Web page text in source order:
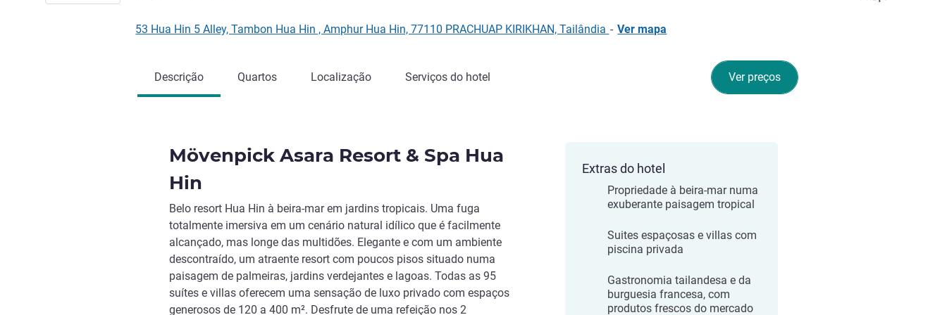
53 Hua Hin 5 Alley, Tambon Hua Hin , Amphur Hua Hin, 77110 PRACHUAP KIRIKHAN, Tailândia - Ver mapa
Ver preços
Descrição Quartos Localização Serviços do hotel
Mövenpick Asara Resort & Spa Hua
Hin
Belo resort Hua Hin à beira-mar em jardins tropicais. Uma fuga
totalmente imersiva em um cenário natural idílico que é facilmente
alcançado, mas longe das multidões. Elegante e com um ambiente
descontraído, um atraente resort com poucos pisos situado numa
paisagem de palmeiras, jardins verdejantes e lagoas. Todas as 95
suítes e villas oferecem uma sensação de luxo privado com espaços
generosos de 120 a 400 m². Desfrute de uma refeição nos 2
Extras do hotel
Propriedade à beira-mar numa
exuberante paisagem tropical
Suites espaçosas e villas com
piscina privada
Gastronomia tailandesa e da
burguesia francesa, com
produtos frescos do mercado